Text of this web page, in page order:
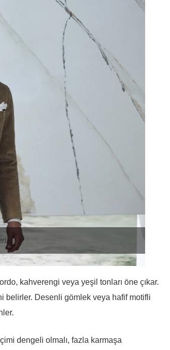
kahverengi veya yeşil tonları öne çıkar.
belirler. Desenli gömlek veya hafif motifli
dengeli olmalı, fazla karmaşa